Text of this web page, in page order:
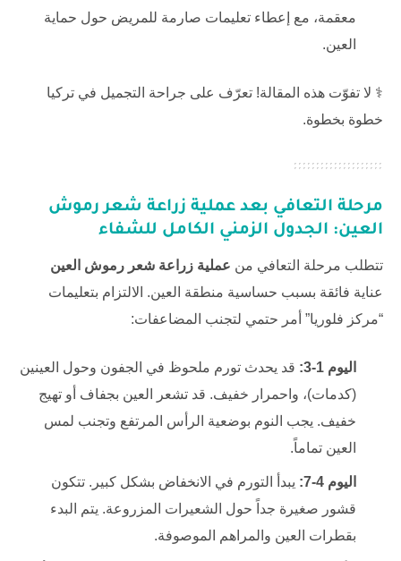
معقمة، مع إعطاء تعليمات صارمة للمريض حول حماية
العين.
⚕️ لا تفوّت هذه المقالة! تعرّف على جراحة التجميل في تركيا
خطوة بخطوة.
مرحلة التعافي بعد عملية زراعة شعر رموش
العين: الجدول الزمني الكامل للشفاء
تتطلب مرحلة التعافي من عملية زراعة شعر رموش العين
عناية فائقة بسبب حساسية منطقة العين. الالتزام بتعليمات
“مركز فلوريا” أمر حتمي لتجنب المضاعفات:
اليوم 1-3:
قد يحدث تورم ملحوظ في الجفون وحول العينين
(كدمات)، واحمرار خفيف. قد تشعر العين بجفاف أو تهيج
خفيف. يجب النوم بوضعية الرأس المرتفع وتجنب لمس
العين تماماً.
اليوم 4-7:
يبدأ التورم في الانخفاض بشكل كبير. تتكون
قشور صغيرة جداً حول الشعيرات المزروعة. يتم البدء
بقطرات العين والمراهم الموصوفة.